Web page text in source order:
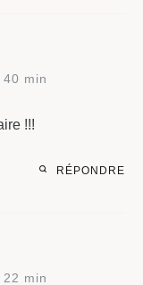
min
!!!
RÉPONDRE
min